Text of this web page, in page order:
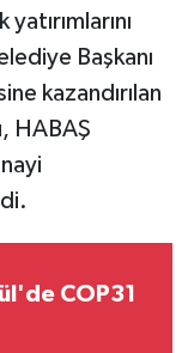
Başkanı
kazandırılan
HABAŞ
COP31